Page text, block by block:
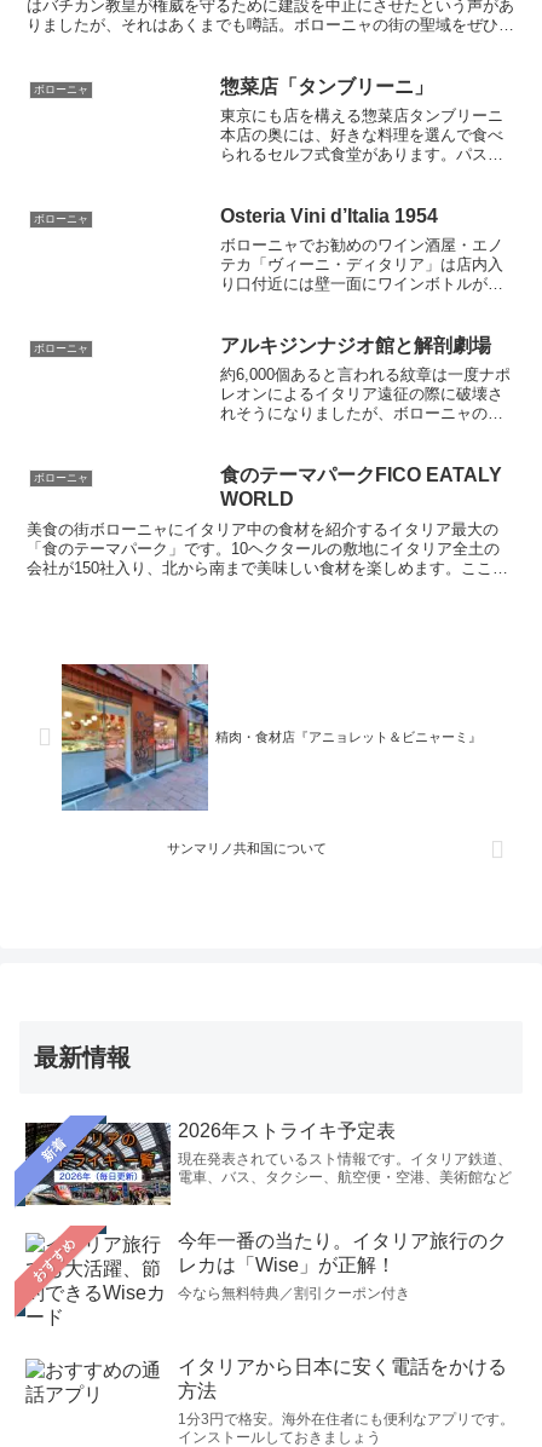
はバチカン教皇が権威を守るために建設を中止にさせたという声があ
りましたが、それはあくまでも噂話。ボローニャの街の聖域をぜひ訪
ボローニャ 惣菜店「タンブリーニ」
東京にも店を構える惣菜店タンブリーニ
本店の奥には、好きな料理を選んで食べ
られるセルフ式食堂があります。パスタ
も早い・安い・美味しいイタリアンを楽
の味を堪能ください。
ボローニャ Osteria Vini d’Italia 1954
ボローニャでお勧めのワイン酒屋・エノ
テカ「ヴィーニ・ディタリア」は店内入
り口付近には壁一面にワインボトルがぎ
本空ける。レストランとはちょっと違う
庶民的な夜をゆっくり過ごしたい若者に
お勧めです。
ボローニャ アルキジンナジオ館と解剖劇場
約6,000個あると言われる紋章は一度ナポ
レオンによるイタリア遠征の際に破壊さ
れそうになりましたが、ボローニャの美
度行っても新しい発見ができる場所で、
ボローニャでの一番のおすすめスポット
です
ボローニャ
食のテーマパークFICO EATALY
WORLD
美食の街ボローニャにイタリア中の食材を紹介するイタリア最大の
「食のテーマパーク」です。10ヘクタールの敷地にイタリア全土の
会社が150社入り、北から南まで美味しい食材を楽しめます。ここに
精肉・食材店『アニョレット＆ビニャーミ』
サンマリノ共和国について
最新情報
新着
2026年ストライキ予定表
現在発表されているスト情報です。イタリア鉄道、
電車、バス、タクシー、航空便・空港、美術館など
おすすめ
今年一番の当たり。イタリア旅行のク
レカは「Wise」が正解！
今なら無料特典／割引クーポン付き
イタリアから日本に安く電話をかける
方法
1分3円で格安。海外在住者にも便利なアプリです。
インストールしておきましょう